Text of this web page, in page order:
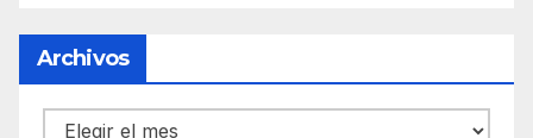
Archivos
Archivos